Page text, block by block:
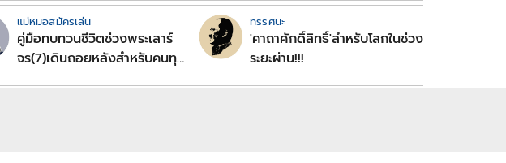
แม่หมอสมัครเล่น
คู่มือทบทวนชีวิตช่วงพระเสาร์
จร(7)เดินถอยหลังสำหรับคนทุก
ทรรศนะ
'คาถาศักดิ์สิทธิ์'สำหรับโลกในช่วง
ระยะผ่าน!!!